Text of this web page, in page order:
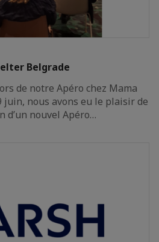
Belgrade
de notre Apéro chez Mama
juin, nous avons eu le plaisir de
d’un nouvel Apéro…